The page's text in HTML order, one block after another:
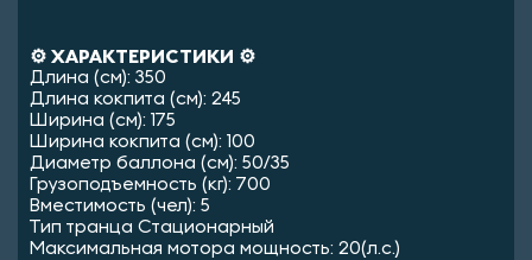
⚙️ ХАРАКТЕРИСТИКИ ⚙️
Длина (см): 350
Длина кокпита (см): 245
Ширина (см): 175
Ширина кокпита (см): 100
Диаметр баллона (см): 50/35
Грузоподъемность (кг): 700
Вместимость (чел): 5
Тип транца Стационарный
Максимальная мотора мощность: 20(л.с.)